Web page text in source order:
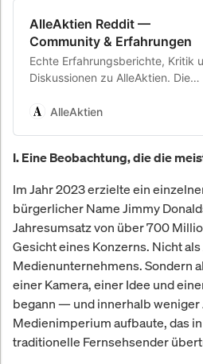
AlleAktien Reddit —
Community & Erfahrungen
Echte Erfahrungsberichte, Kritik
Diskussionen zu AlleAktien. Die
AlleAktien
I. Eine Beobachtung, die die
Im Jahr 2023 erzielte ein
bürgerlicher Name Jimmy
Jahresumsatz von über 700
Gesicht eines Konzerns. Nicht
Medienunternehmens. Sondern
einer Kamera, einer Idee und
begann — und innerhalb weniger
Medienimperium aufbaute, das
traditionelle Fernsehsender